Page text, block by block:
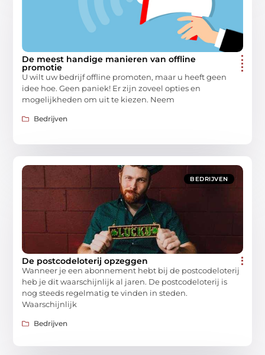
De meest handige manieren van offline
promotie
U wilt uw bedrijf offline promoten, maar u heeft geen
idee hoe. Geen paniek! Er zijn zoveel opties en
mogelijkheden om uit te kiezen. Neem
Bedrijven
BEDRIJVEN
De postcodeloterij opzeggen
Wanneer je een abonnement hebt bij de postcodeloterij
heb je dit waarschijnlijk al jaren. De postcodeloterij is
nog steeds regelmatig te vinden in steden.
Waarschijnlijk
Bedrijven